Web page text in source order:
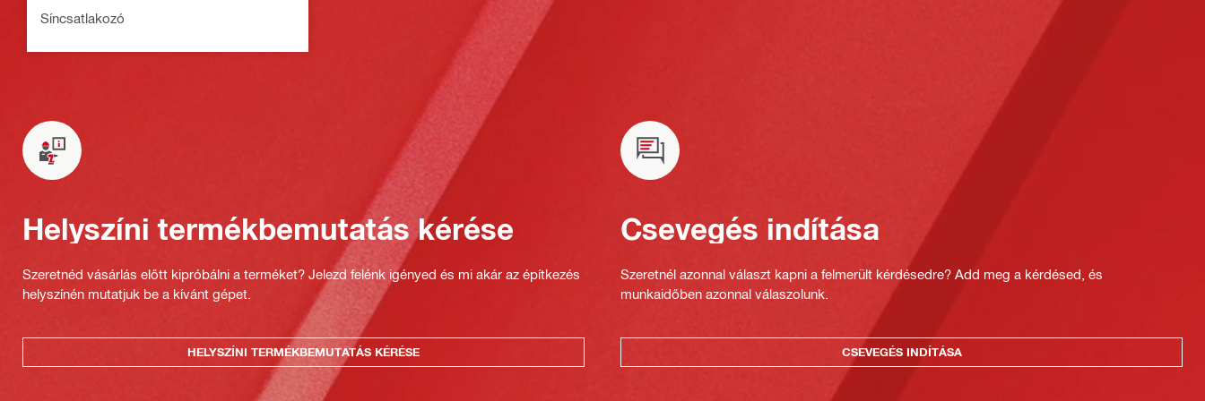
Síncsatlakozó
Helyszíni termékbemutatás kérése
Szeretnéd vásárlás előtt kipróbálni a terméket? Jelezd felénk igényed és mi akár az építkezés
helyszínén mutatjuk be a kívánt gépet.
HELYSZÍNI TERMÉKBEMUTATÁS KÉRÉSE
Csevegés indítása
Szeretnél azonnal választ kapni a felmerült kérdésedre? Add meg a kérdésed, és
munkaidőben azonnal válaszolunk.
CSEVEGÉS INDÍTÁSA